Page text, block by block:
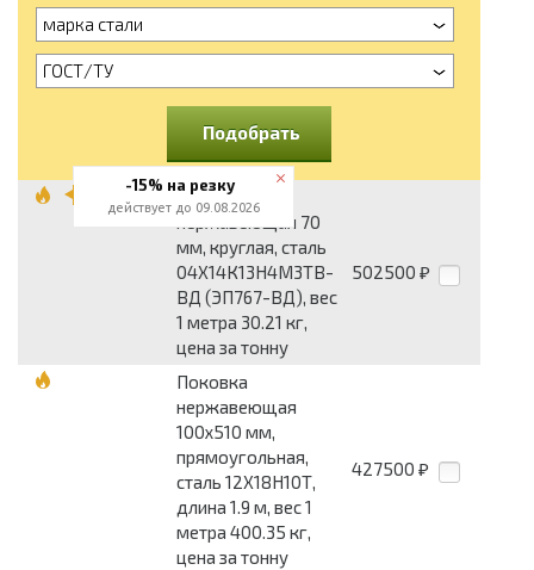
марка стали
ГОСТ/ТУ
Подобрать
Поковка
нержавеющая 70
мм, круглая, сталь
04Х14К13Н4М3ТВ-
ВД (ЭП767-ВД), вес
1 метра 30.21 кг,
цена за тонну
502500 ₽
Поковка
нержавеющая
100x510 мм,
прямоугольная,
сталь 12Х18Н10Т,
длина 1.9 м, вес 1
метра 400.35 кг,
цена за тонну
427500 ₽
-15% на резку
действует до 09.08.2026